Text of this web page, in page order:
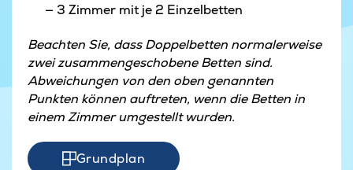
3 Zimmer mit je 2 Einzelbetten
Beachten Sie, dass Doppelbetten normalerweise
zwei zusammengeschobene Betten sind.
Abweichungen von den oben genannten
Punkten können auftreten, wenn die Betten in
einem Zimmer umgestellt wurden.
Grundplan